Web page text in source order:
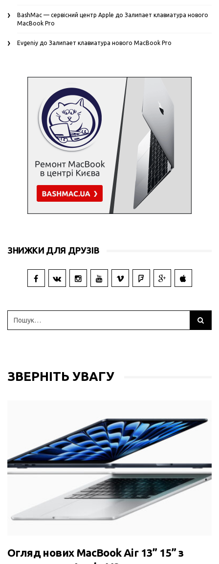
BashMac — сервісний центр Apple до Залипает клавиатура нового
MacBook Pro
Evgeniy до Залипает клавиатура нового MacBook Pro
ЗНИЖКИ ДЛЯ ДРУЗІВ
ЗВЕРНІТЬ УВАГУ
Огляд нових MacBook Air 13” 15” з